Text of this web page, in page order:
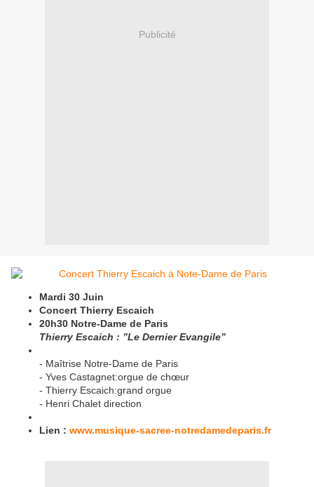
Publicité
Mardi 30 Juin
Concert Thierry Escaich
20h30 Notre-Dame de Paris
Thierry Escaich : ”Le Dernier Evangile”
- Maîtrise Notre-Dame de Paris
- Yves Castagnet:orgue de chœur
- Thierry Escaich:grand orgue
- Henri Chalet direction
Lien : www.musique-sacree-notredamedeparis.fr